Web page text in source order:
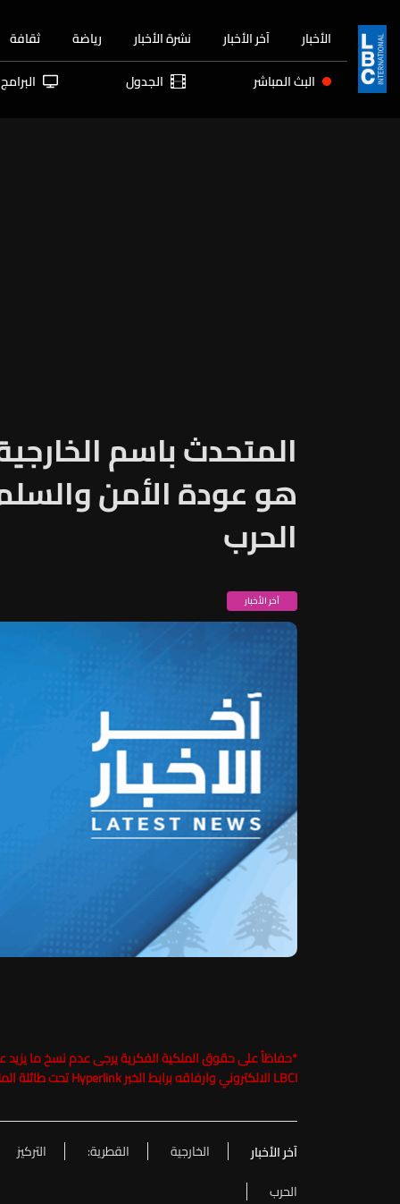
الأخبار آخر الأخبار نشرة الأخبار رياضة ثقافة
البث المباشر الجدول البرامج
المتحدث باسم
هو عودة الأمن
الحرب
آخر الأخبار
*
LBCI الالكتروني وارفاقه برابط الخبر Hyperlink تحت طائلة الملاحقة القانونية
آخر الأخبار الخارجية القطرية: التركيز
الحرب